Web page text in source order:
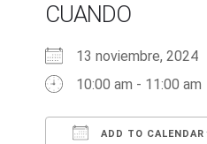
CUANDO
13 noviembre, 2024
10:00 am - 11:00 am
ADD TO CALENDAR